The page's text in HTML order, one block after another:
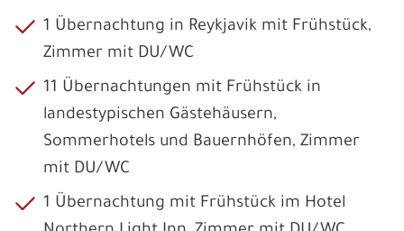
1 Übernachtung in Reykjavik mit Frühstück,
Zimmer mit DU/WC
11 Übernachtungen mit Frühstück in
landestypischen Gästehäusern,
Sommerhotels und Bauernhöfen, Zimmer
mit DU/WC
1 Übernachtung mit Frühstück im Hotel